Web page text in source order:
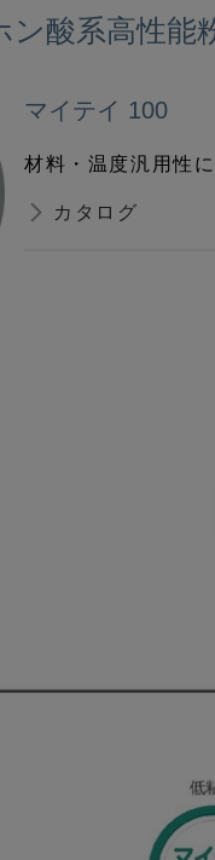
酸系高性能
マイテイ 100
材料・温度汎用性
カタログ